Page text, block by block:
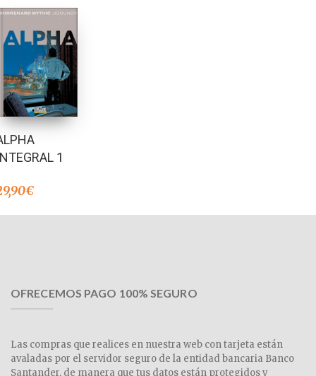
1
€
OFRECEMOS PAGO 100% SEGURO
Las compras que realices en nuestra web con tarjeta están
avaladas por el servidor seguro de la entidad bancaria Banco
Santander, de manera que tus datos están protegidos y